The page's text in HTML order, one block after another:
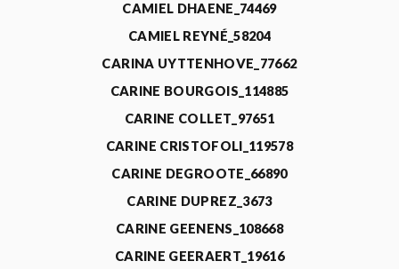
CAMIEL DHAENE_74469
CAMIEL REYNÉ_58204
CARINA UYTTENHOVE_77662
CARINE BOURGOIS_114885
CARINE COLLET_97651
CARINE CRISTOFOLI_119578
CARINE DEGROOTE_66890
CARINE DUPREZ_3673
CARINE GEENENS_108668
CARINE GEERAERT_19616